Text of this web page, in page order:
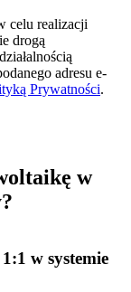
celu realizacji
drogą
adresu e-
Prywatności.
w
w systemie